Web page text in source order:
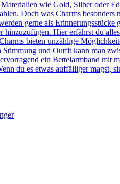
Materialien wie Gold, Silber oder
Doch was Charms
gerne als
hinzuzufügen. Hier erfährst du
bieten unzählige
Stimmung und Outfit kann man
ein Bettelarmband mit
du es etwas auffälliger magst,